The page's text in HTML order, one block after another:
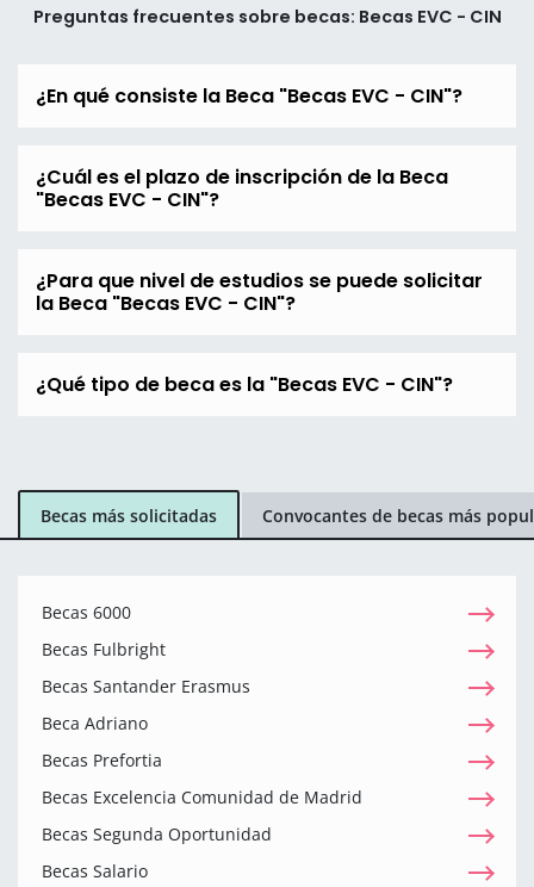
Preguntas frecuentes sobre becas: Becas EVC - CIN
¿En qué consiste la Beca "Becas EVC - CIN"?
¿Cuál es el plazo de inscripción de la Beca
"Becas EVC - CIN"?
¿Para que nivel de estudios se puede solicitar
la Beca "Becas EVC - CIN"?
¿Qué tipo de beca es la "Becas EVC - CIN"?
Becas más solicitadas Convocantes de becas más
Becas 6000
Becas Fulbright
Becas Santander Erasmus
Beca Adriano
Becas Prefortia
Becas Excelencia Comunidad de Madrid
Becas Segunda Oportunidad
Becas Salario